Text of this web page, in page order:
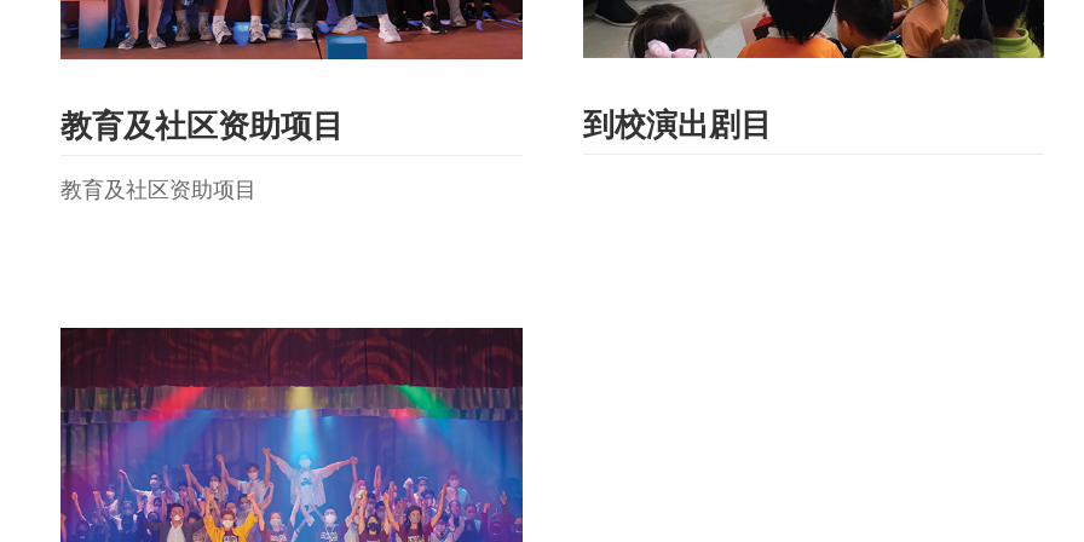
教育及社区资助项目
教育及社区资助项目
到校演出剧目